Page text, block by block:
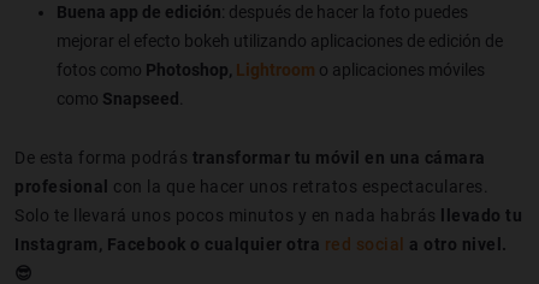
Buena app de edición: después de hacer la foto puedes
mejorar el efecto bokeh utilizando aplicaciones de edición de
fotos como Photoshop, Lightroom o aplicaciones móviles
como Snapseed
De esta forma podrás transformar tu móvil en una cámara
profesional con la que hacer unos retratos espectaculares.
Solo te llevará unos pocos minutos y en nada habrás
llevado tu
Instagram, Facebook o cualquier otra red social
a otro nivel.
😎